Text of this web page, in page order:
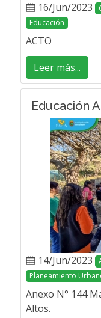
16/Jun/2023
Educación
ACTO
Leer más...
Educación
14/Jun/2023
Planeamiento
Anexo N° 144
Altos.